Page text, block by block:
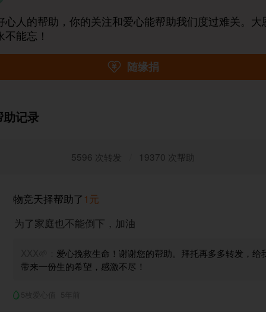
心人的帮助，你的关注和爱心能帮助我们度过难关。大
不能忘！
随缘捐
助记录
5596 次转发 19370 次帮助
物竞天择帮助了 1元
为了家庭也不能倒下，加油
爱心挽救生命！谢谢您的帮助。拜托再多多转发，给
带来一份生的希望，感激不尽！